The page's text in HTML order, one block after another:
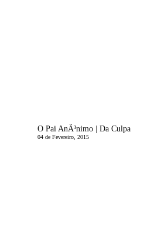
O Pai AnÃ³nimo | Da Culpa
04 de Fevereiro, 2015